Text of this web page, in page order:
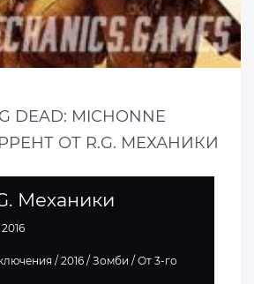
DEAD: MICHONNE
ОТ R.G. МЕХАНИКИ
Механики
2016
/2016 /Зомби /От 3-го